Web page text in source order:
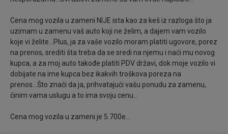
Pokreće ga Dizel motor od 1.400 kubika sa 68
Konjske snage koji se pokazao fenomenalno, što
održavanja a kasnije i same izdržljivosti..
Cena mog vozila u zameni NIJE ista kao za keš iz razloga što ja
uzimam u zamenu vaš auto koji ne želim, a dajem vam vozilo
koje vi želite...Plus, ja za vaše vozilo moram platiti ugovore, porez
na prenos, srediti šta treba da se sredi na njemu i naći mu novog
kupca, a za moj auto takođe platiti PDV državi, dok moje vozilo vi
dobijate na ime kupca bez ikakvih troškova poreza na
prenos...Što znači da ja, prihvatajući vašu ponudu za zamenu,
činim vama uslugu a to ima svoju cenu...
Cena mog vozila u zameni je 5.700e...